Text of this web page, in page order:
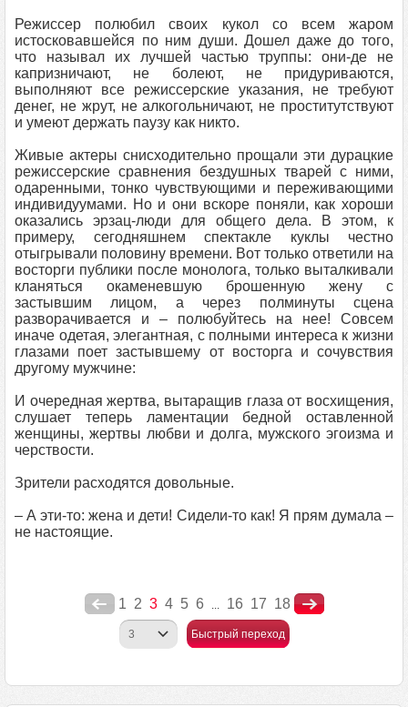
Режиссер полюбил своих кукол со всем жаром
истосковавшейся по ним души. Дошел даже до того,
что называл их лучшей частью труппы: они-де не
капризничают, не болеют, не придуриваются,
выполняют все режиссерские указания, не требуют
денег, не жрут, не алкогольничают, не проститутствуют
и умеют держать паузу как никто.
Живые актеры снисходительно прощали эти дурацкие
режиссерские сравнения бездушных тварей с ними,
одаренными, тонко чувствующими и переживающими
индивидуумами. Но и они вскоре поняли, как хороши
оказались эрзац-люди для общего дела. В этом, к
примеру, сегодняшнем спектакле куклы честно
отыгрывали половину времени. Вот только ответили на
восторги публики после монолога, только выталкивали
кланяться окаменевшую брошенную жену с
застывшим лицом, а через полминуты сцена
разворачивается и – полюбуйтесь на нее! Совсем
иначе одетая, элегантная, с полными интереса к жизни
глазами поет застывшему от восторга и сочувствия
другому мужчине:
И очередная жертва, вытаращив глаза от восхищения,
слушает теперь ламентации бедной оставленной
женщины, жертвы любви и долга, мужского эгоизма и
черствости.
Зрители расходятся довольные.
– А эти-то: жена и дети! Сидели-то как! Я прям думала –
не настоящие.
1 2 3 4 5 6 ... 16 17 18
Быстрый переход